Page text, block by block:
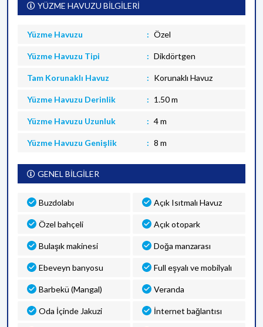
YÜZME HAVUZU BİLGİLERİ
Yüzme Havuzu Özel
Yüzme Havuzu Tipi Dikdörtgen
Tam Korunaklı Havuz Korunaklı Havuz
Yüzme Havuzu Derinlik 1.50 m
Yüzme Havuzu Uzunluk 4 m
Yüzme Havuzu Genişlik 8 m
GENEL BİLGİLER
Buzdolabı Açık Isıtmalı Havuz
Özel bahçeli Açık otopark
Bulaşık makinesi Doğa manzarası
Ebeveyn banyosu Full eşyalı ve mobilyalı
Barbekü (Mangal) Veranda
Oda İçinde Jakuzi İnternet bağlantısı